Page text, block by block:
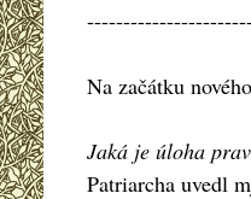
Na začátku
Jaká je úloha
Patriarcha uvedl